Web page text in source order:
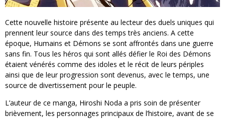
Cette nouvelle histoire présente au lecteur des duels uniques qui
prennent leur source dans des temps très anciens. A cette
époque, Humains et Démons se sont affrontés dans une guerre
sans fin. Tous les héros qui sont allés défier le Roi des Démons
étaient vénérés comme des idoles et le récit de leurs périples
ainsi que de leur progression sont devenus, avec le temps, une
source de divertissement pour le peuple.
L’auteur de ce manga, Hiroshi Noda a pris soin de présenter
brièvement, les personnages principaux de l’histoire, avant de se